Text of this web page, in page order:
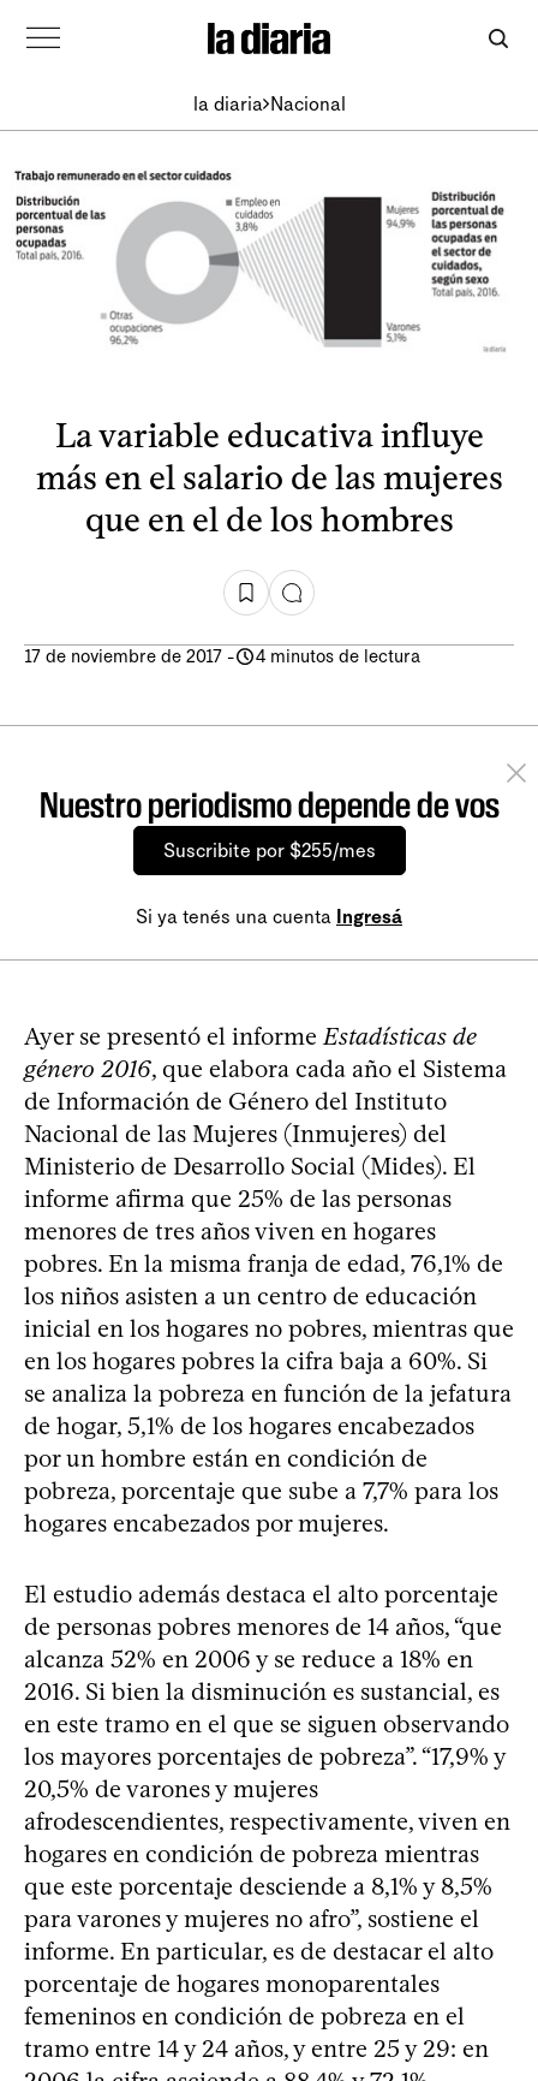
la diaria Nacional
La variable educativa influye
más en el salario de las mujeres
que en el de los hombres
17 de noviembre de 2017 - 4 minutos de lectura
Nuestro periodismo depende de vos
Suscribite por $255/mes
Si ya tenés una cuenta Ingresá
Ayer se presentó el informeEstadísticas de
género 2016, que elabora cada año el Sistema
de Información de Género del Instituto
Nacional de las Mujeres (Inmujeres) del
Ministerio de Desarrollo Social (Mides). El
informe afirma que 25% de las personas
menores de tres años viven en hogares
pobres. En la misma franja de edad, 76,1% de
los niños asisten a un centro de educación
inicial en los hogares no pobres, mientras que
en los hogares pobres la cifra baja a 60%. Si
se analiza la pobreza en función de la jefatura
de hogar, 5,1% de los hogares encabezados
por un hombre están en condición de
pobreza, porcentaje que sube a 7,7% para los
hogares encabezados por mujeres.
El estudio además destaca el alto porcentaje
de personas pobres menores de 14 años, “que
alcanza 52% en 2006 y se reduce a 18% en
2016. Si bien la disminución es sustancial, es
en este tramo en el que se siguen observando
los mayores porcentajes de pobreza”. “17,9% y
20,5% de varones y mujeres
afrodescendientes, respectivamente, viven en
hogares en condición de pobreza mientras
que este porcentaje desciende a 8,1% y 8,5%
para varones y mujeres no afro”, sostiene el
informe. En particular, es de destacar el alto
porcentaje de hogares monoparentales
femeninos en condición de pobreza en el
tramo entre 14 y 24 años, y entre 25 y 29: en